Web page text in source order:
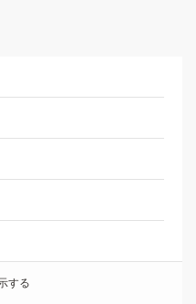
する